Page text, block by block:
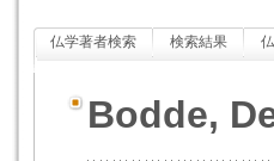
仏学著者検索 検索結果
Bodde,